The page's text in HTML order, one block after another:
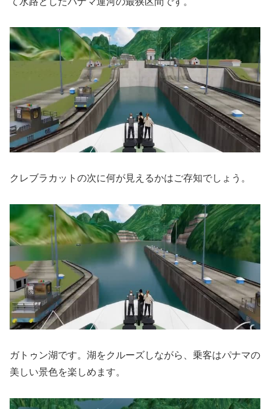
クレブラカットの次に何が見えるかはご存知でしょう。
ガトゥン湖です。湖をクルーズしながら、乗客はパナマの
美しい景色を楽しめます。